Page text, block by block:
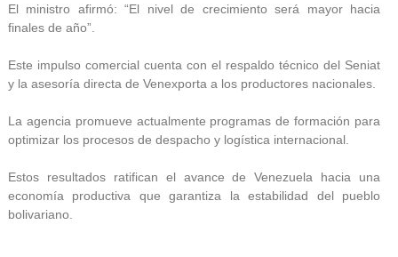
El ministro afirmó: “El nivel de crecimiento será mayor hacia
finales de año”.
Este impulso comercial cuenta con el respaldo técnico del Seniat
y la asesoría directa de Venexporta a los productores nacionales.
La agencia promueve actualmente programas de formación para
optimizar los procesos de despacho y logística internacional.
Estos resultados ratifican el avance de Venezuela hacia una
economía productiva que garantiza la estabilidad del pueblo
bolivariano.